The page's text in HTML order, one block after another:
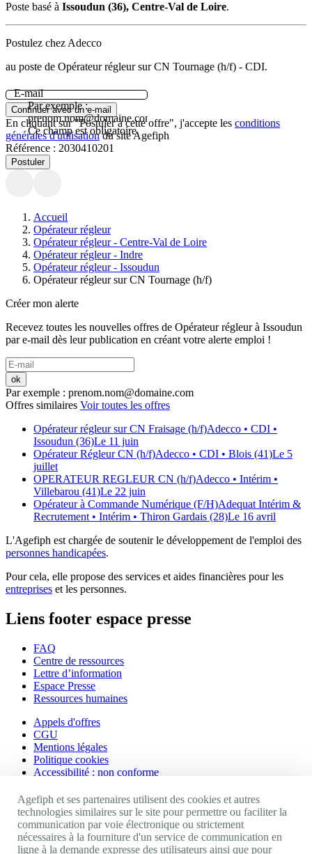
Poste basé à Issoudun (36), Centre-Val de Loire.
Postulez chez Adecco
au poste de Opérateur régleur sur CN Tournage (h/f) - CDI.
E-mail
Par exemple :
prenom.nom@domaine.com.
Ce champ est obligatoire.
Continuer avec un e-mail
En cliquant sur "Postuler à cette offre", j'accepte les conditions
générales d'utilisationdu site Agefiph
Référence : 2030410201
Postuler
Accueil
Opérateur régleur
Opérateur régleur - Centre-Val de Loire
Opérateur régleur - Indre
Opérateur régleur - Issoudun
Opérateur régleur sur CN Tournage (h/f)
Créer mon alerte
Recevez toutes les nouvelles offres de Opérateur régleurà Issoudun
par e-mail dès leur publication en créant votre alerte emploi !
ok
Par exemple : prenom.nom@domaine.com
Offres similaires Voir toutes les offres
Opérateur régleur sur CN Fraisage (h/f)Adecco • CDI •
Issoudun (36)Le 11 juin
Opérateur Régleur CN (h/f)Adecco • CDI • Blois (41)Le 5
juillet
OPERATEUR REGLEUR CN (h/f)Adecco • Intérim •
Villebarou (41)Le 22 juin
Opérateur à Commande Numérique (F/H)Adequat Intérim &
Recrutement • Intérim • Thiron Gardais (28)Le 16 avril
L'Agefiph est chargée de soutenir le développement de l'emploi des
personnes handicapées.
Pour cela, elle propose des services et aides financières pour les
entreprises et les personnes.
Liens footer espace presse
FAQ
Centre de ressources
Lettre d’information
Espace Presse
Ressources humaines
Appels d'offres
CGU
Mentions légales
Politique cookies
Accessibilité : non conforme
Nos autres sites
Site portail Agefiph
Activateur de progrès
Agefiph et ses partenaires utilisent des cookies et autres
technologies similaires sur le site pour permettre ou faciliter la
communication par voie électronique ou strictement
nécessaires à la fourniture d'un service de communication en
ligne à la demande expresse des utilisateurs ainsi que pour